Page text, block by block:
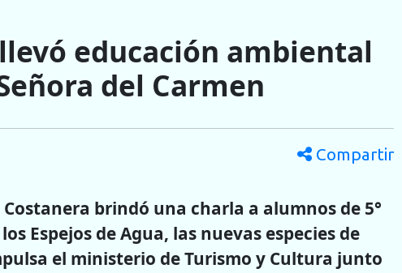
educación ambiental
del Carmen
Compartir
brindó una charla a alumnos de 5°
Espejos de Agua, las nuevas especies de
el ministerio de Turismo y Cultura junto